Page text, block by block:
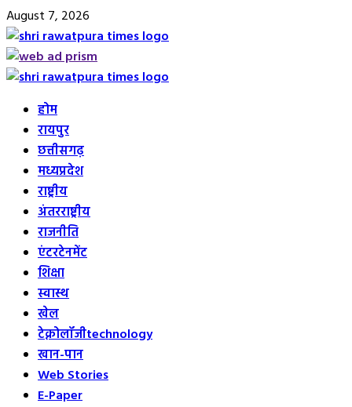
Skip
to
content
August 7, 2026
Primary
होम
रायपुर
छत्तीसगढ़
मध्यप्रदेश
राष्ट्रीय
अंतरराष्ट्रीय
राजनीति
एंटरटेनमेंट
शिक्षा
स्वास्थ
खेल
टेक्नोलॉजीtechnology
खान-पान
Web Stories
E-Paper